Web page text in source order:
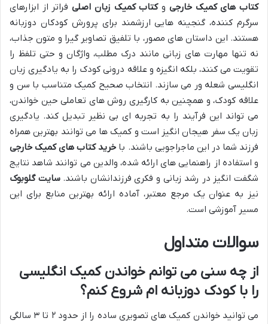
کتاب های کمیک خارجی وکتاب کمیک زبان اصلیفراتر از ابزارهای
سرگرم کننده، گنجینه هایی ارزشمند برای پرورش کودکان دوزبانه
هستند. این داستان های مصور، با تلفیق تصاویر گیرا و متون جذاب،
نه تنها مهارت های زبانی مانند درک مطلب، واژگان و حتی تلفظ را
تقویت می کنند، بلکه انگیزه و علاقه درونی کودک را به یادگیری زبان
انگلیسی شعله ور می سازند. انتخاب صحیح کمیک متناسب با سن و
علاقه کودک، و همچنین به کارگیری روش های تعاملی حین خواندن،
می تواند این فرآیند را به تجربه ای بی نظیر تبدیل کند. یادگیری
زبان یک سفر هیجان انگیز است و کمیک ها می توانند بهترین همراه
فرزند شما در این ماجراجویی باشند. با خرید کتاب های کمیک خارجی
و استفاده از راهنمایی های ارائه شده، والدین می توانند شاهد نتایج
شگفت انگیز در رشد زبانی و فکری فرزندانشان باشند.سایت گلوبوک
نیز به عنوان یک مرجع معتبر، آماده ارائه بهترین منابع برای این
مسیر آموزشی است.
سوالات متداول
از چه سنی می توانم خواندن کمیک انگلیسی
را با کودک دوزبانه ام شروع کنم؟
می توانید خواندن کمیک های تصویری ساده را از حدود ۲ تا ۳ سالگی